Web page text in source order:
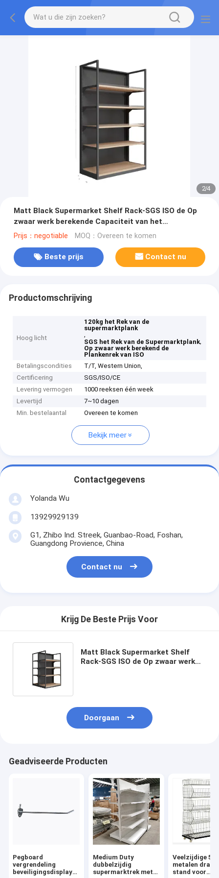
2/4
Matt Black Supermarket Shelf Rack-SGS ISO de Op
zwaar werk berekende Capaciteit van het
Gondel120kg Gewicht
Prijs：negotiable MOQ：Overeen te komen
Beste prijs Contact nu
Productomschrijving
Hoog licht
120kg het Rek van de
supermarktplank
,
SGS het Rek van de Supermarktplank,
Op zwaar werk berekend de
Plankenrek van ISO
Betalingscondities
T/T, Western Union,
Certificering
SGS/ISO/CE
Levering vermogen
1000 reeksen één week
Levertijd
7~10 dagen
Min. bestelaantal
Overeen te komen
Bekijk meer
Contactgegevens
Yolanda Wu
13929929139
G1, Zhibo Ind. Streek, Guanbao-Road, Foshan,
Guangdong Provience, China
Contact nu
Krijg De Beste Prijs Voor
Matt Black Supermarket Shelf
Rack-SGS ISO de Op zwaar werk
Doorgaan
Geadviseerde Producten
Pegboard
vergrendeling
beveiligingsdisplay
Medium Duty
dubbelzijdig
supermarktrek met
Veelzijdige 5-
metalen
stand voor